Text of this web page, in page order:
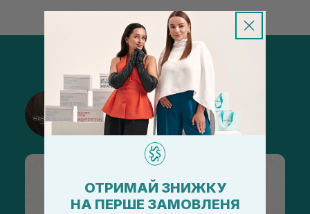
@sisters_stelmakh в Instagram
Подписаться
ОТРИМАЙ ЗНИЖКУ
НА ПЕРШЕ ЗАМОВЛЕНЯ